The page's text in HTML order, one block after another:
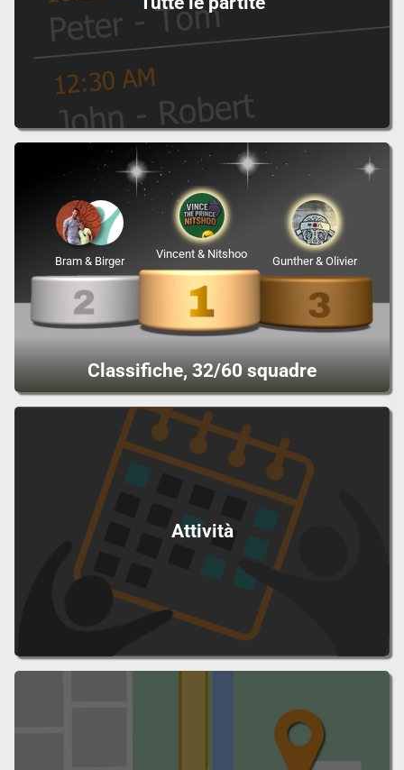
Classifiche, 32/60 squadre
Vincent & Nitshoo
Bram & Birger Gunther & Olivier
Attività